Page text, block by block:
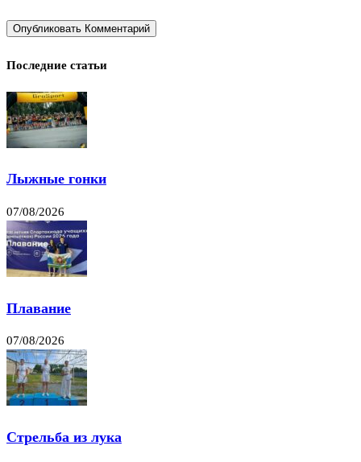
Последние статьи
Лыжные гонки
07/08/2026
Плавание
07/08/2026
Стрельба из лука